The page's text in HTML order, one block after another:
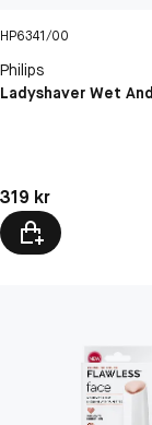
HP6341/00
Philips
Ladyshaver Wet
Pris: 319 kr
319 kr